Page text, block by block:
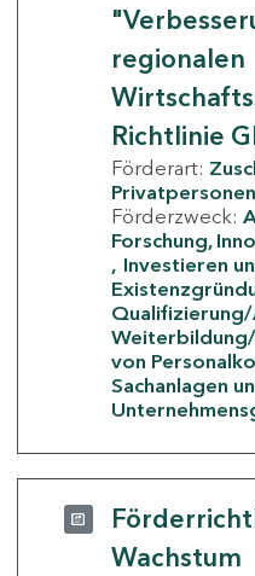
regionalen
Richtlinie
Förderart:
Privatpersonen
Förderzweck:
Forschung,
Investieren
Qualifizierung/
von
Sachanlagen
Wachstum